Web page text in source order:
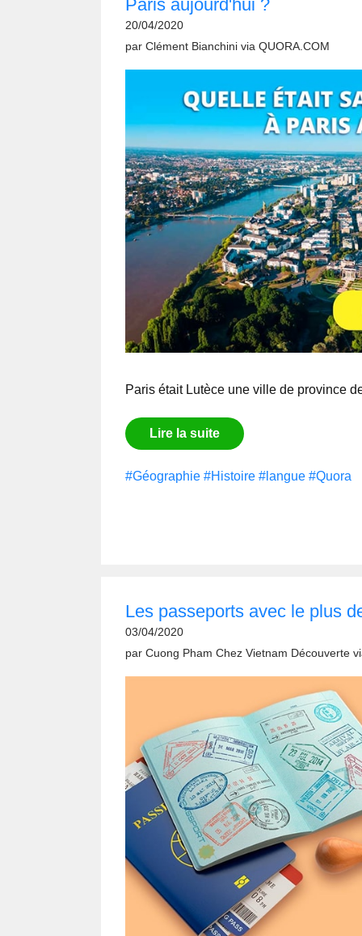
Paris aujourd'hui ?
20/04/2020
par Clément Bianchini via QUORA.COM
Paris était Lutèce une ville de province
Lire la suite
#Géographie #Histoire #langue #Quora
Les passeports avec le plus
03/04/2020
par Cuong Pham Chez Vietnam Découverte